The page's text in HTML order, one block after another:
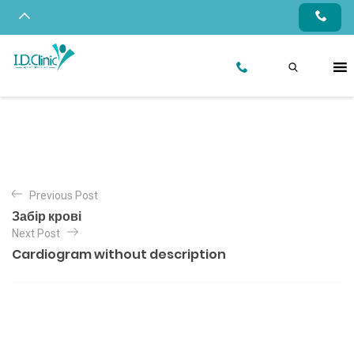
Previous Post
Забір крові
Next Post
Cardiogram without description